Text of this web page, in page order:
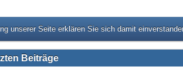
unserer Seite erklären Sie sich damit
Beiträge